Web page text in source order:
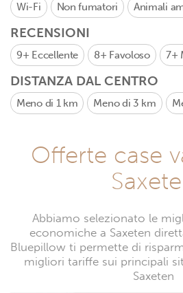
Wi-Fi Non fumatori Animali
RECENSIONI
9+ Eccellente 8+ Favoloso 7+
DISTANZA DAL CENTRO
Meno di 1 km Meno di 3 km
Offerte case
Abbiamo selezionato le
economiche a Saxeten
Bluepillow ti permette di
migliori tariffe sui principali
Saxeten